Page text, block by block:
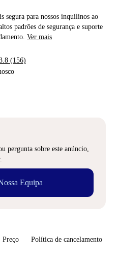
segura para nossos inquilinos ao
padrões de segurança e suporte
Ver mais
(156)
pergunta sobre este anúncio,
Equipa
Preço Política de cancelamento